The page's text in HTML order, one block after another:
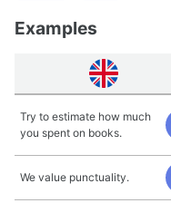
Examples
Try to estimate how much
you spent on books.
We value punctuality.